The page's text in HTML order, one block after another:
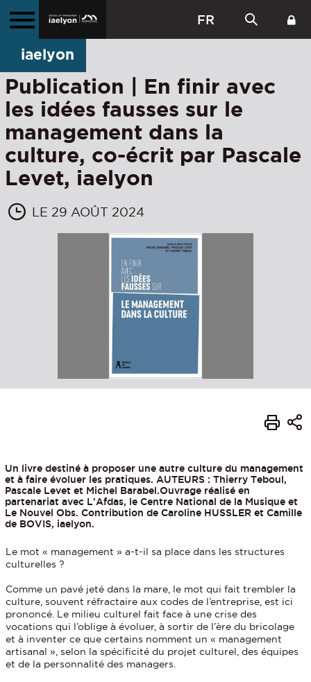
FR
iaelyon
Publication | En finir avec
les idées fausses sur le
management dans la
culture, co-écrit par Pascale
Levet, iaelyon
LE 29 AOÛT 2024
Un livre destiné à proposer une autre culture du management
et à faire évoluer les pratiques. AUTEURS : Thierry Teboul,
Pascale Levet et Michel Barabel.Ouvrage réalisé en
partenariat avec L'Afdas, le Centre National de la Musique et
Le Nouvel Obs. Contribution de Caroline HUSSLER et Camille
de BOVIS, iaelyon.
Le mot « management » a-t-il sa place dans les structures
culturelles ?
Comme un pavé jeté dans la mare, le mot qui fait trembler la
culture, souvent réfractaire aux codes de l’entreprise, est ici
prononcé. Le milieu culturel fait face à une crise des
vocations qui l’oblige à évoluer, à sortir de l’ère du bricolage
et à inventer ce que certains nomment un « management
artisanal », selon la spécificité du projet culturel, des équipes
et de la personnalité des managers.